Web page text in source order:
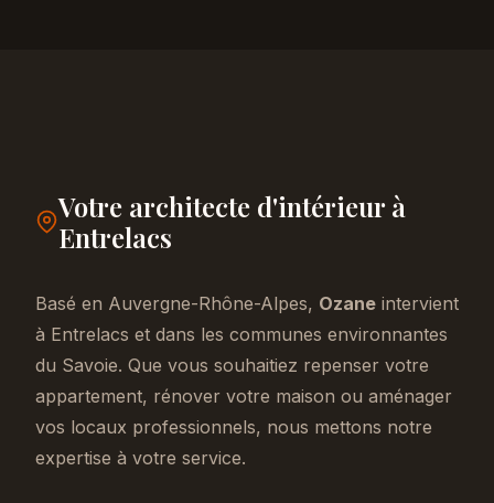
Votre architecte d'intérieur à
Entrelacs
Basé en Auvergne-Rhône-Alpes, Ozane intervient
à Entrelacs et dans les communes environnantes
du Savoie. Que vous souhaitiez repenser votre
appartement, rénover votre maison ou aménager
vos locaux professionnels, nous mettons notre
expertise à votre service.